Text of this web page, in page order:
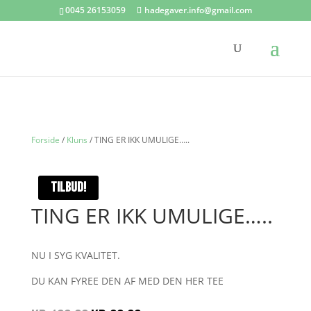
0045 26153059 hadegaver.info@gmail.com
Forside / Kluns / TING ER IKK UMULIGE…..
TILBUD!
TING ER IKK UMULIGE…..
NU I SYG KVALITET.
DU KAN FYREE DEN AF MED DEN HER TEE